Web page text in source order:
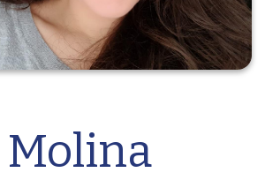
Molina